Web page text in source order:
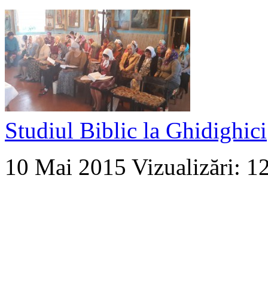
Studiul Biblic la Ghidighici
10 Mai 2015 Vizualizări: